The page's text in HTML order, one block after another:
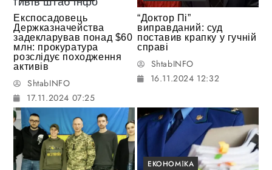
Експосадовець
Держказначейства
задекларував понад $60
млн: прокуратура
розслідує походження
активів
ShtabINFO
17.11.2024 07:25
“Доктор Пі”
виправданий: суд
поставив крапку у гучній
справі
ShtabINFO
16.11.2024 12:32
ЕКОНОМІКА